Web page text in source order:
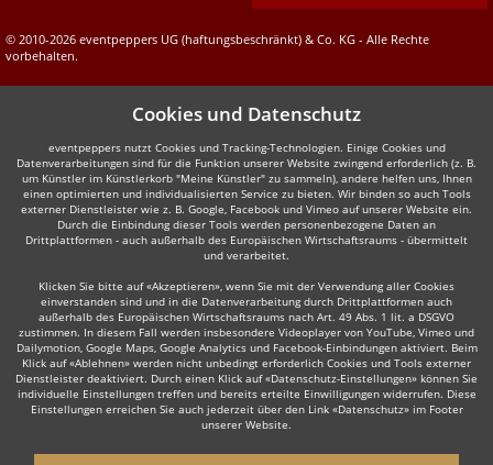
© 2010-2026 eventpeppers UG (haftungsbeschränkt) & Co. KG - Alle Rechte
vorbehalten.
Cookies und Datenschutz
eventpeppers nutzt Cookies und Tracking-Technologien. Einige Cookies und
Datenverarbeitungen sind für die Funktion unserer Website zwingend erforderlich (z. B.
um Künstler im Künstlerkorb "Meine Künstler" zu sammeln), andere helfen uns, Ihnen
einen optimierten und individualisierten Service zu bieten. Wir binden so auch Tools
externer Dienstleister wie z. B. Google, Facebook und Vimeo auf unserer Website ein.
Durch die Einbindung dieser Tools werden personenbezogene Daten an
Drittplattformen - auch außerhalb des Europäischen Wirtschaftsraums - übermittelt
und verarbeitet.
Klicken Sie bitte auf «Akzeptieren», wenn Sie mit der Verwendung aller Cookies
einverstanden sind und in die Datenverarbeitung durch Drittplattformen auch
außerhalb des Europäischen Wirtschaftsraums nach Art. 49 Abs. 1 lit. a DSGVO
zustimmen. In diesem Fall werden insbesondere Videoplayer von YouTube, Vimeo und
Dailymotion, Google Maps, Google Analytics und Facebook-Einbindungen aktiviert. Beim
Klick auf «Ablehnen» werden nicht unbedingt erforderlich Cookies und Tools externer
Dienstleister deaktiviert. Durch einen Klick auf «Datenschutz-Einstellungen» können Sie
individuelle Einstellungen treffen und bereits erteilte Einwilligungen widerrufen. Diese
Einstellungen erreichen Sie auch jederzeit über den Link «Datenschutz» im Footer
unserer Website.